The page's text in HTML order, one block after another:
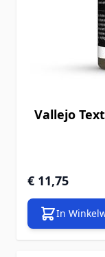
Vallejo
€ 11,75
In